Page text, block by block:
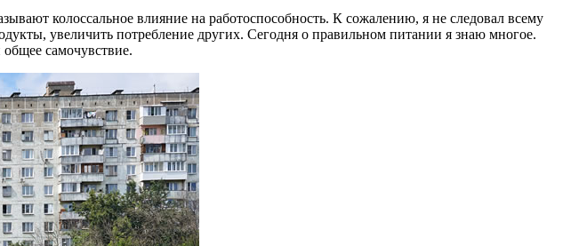
колоссальное влияние на работоспособность. К сожалению, я не следовал всему
увеличить потребление других. Сегодня о правильном питании я знаю многое.
самочувствие.